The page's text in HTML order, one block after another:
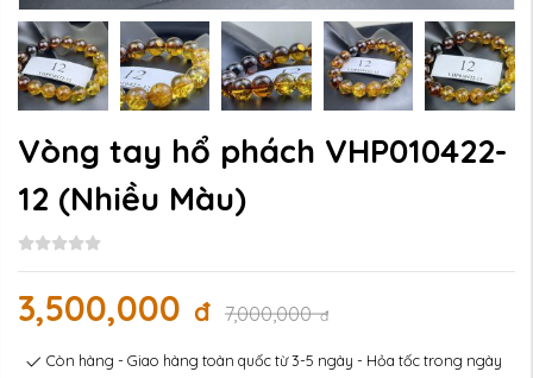
Vòng tay hổ phách VHP010422-
12 (Nhiều Màu)
3,500,000 đ 7,000,000đ
Còn hàng - Giao hàng toàn quốc từ 3-5 ngày - Hỏa tốc trong ngày